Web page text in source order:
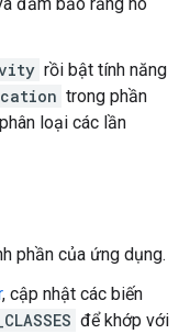
rồi bật tính năng
trong phần
loại các lần
phần của ứng dụng.
, cập nhật các biến
để khớp với